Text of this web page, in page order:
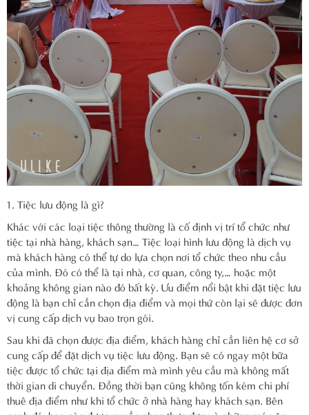
Tiệc lưu động là gì?
Khác với các loại tiệc thông thường là cố định vị trí tổ chức như
tiệc tại nhà hàng, khách sạn… Tiệc loại hình lưu động là dịch vụ
mà khách hàng có thể tự do lựa chọn nơi tổ chức theo nhu cầu
của mình. Đó có thể là tại nhà, cơ quan, công ty,… hoặc một
khoảng không gian nào đó bất kỳ. Ưu điểm nổi bật khi đặt tiệc lưu
động là bạn chỉ cần chọn địa điểm và mọi thứ còn lại sẽ được đơn
vị cung cấp dịch vụ bao trọn gói.
Sau khi đã chọn được địa điểm, khách hàng chỉ cần liên hệ cơ sở
cung cấp để đặt dịch vụ tiệc lưu động. Bạn sẽ có ngay một bữa
tiệc được tổ chức tại địa điểm mà mình yêu cầu mà không mất
thời gian di chuyển. Đồng thời bạn cũng không tốn kém chi phí
thuê địa điểm như khi tổ chức ở nhà hàng hay khách sạn. Bên